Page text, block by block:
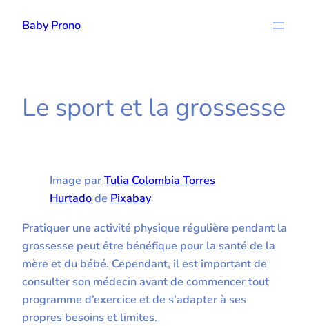
Baby Prono
Le sport et la grossesse
Image parTulia Colombia Torres
Hurtadode Pixabay
Pratiquer une activité physique régulière pendant la
grossesse peut être bénéfique pour la santé de la
mère et du bébé. Cependant, il est important de
consulter son médecin avant de commencer tout
programme d’exercice et de s’adapter à ses
propres besoins et limites.